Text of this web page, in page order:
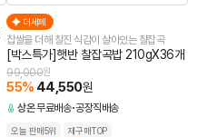
더세페
찹쌀을 더해 찰진 식감이 살아있는 찰잡곡
[박스특가]햇반 찰잡곡밥 210gX36개
99,000원
55% 44,550원
상온무료배송 공장직배송
오늘 판매5위
재구매TOP